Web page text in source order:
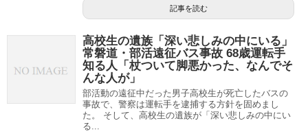
記事を読む
高校生の遺族「深い悲しみの中にいる」
常磐道・部活遠征バス事故 68歳運転手
知る人「杖ついて脚悪かった、なんでそ
んな人が」
部活動の遠征中だった男子高校生が死亡したバスの
事故で、警察は運転手を逮捕する方針を固めまし
た。 そして、高校生の遺族が「深い悲しみの中にい
る...